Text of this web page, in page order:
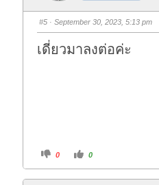
m
b
d
o
n
.
m
b
u
p
#5 · September 30, 2023, 5:13 pm
เดี่ยวมาลงต่อค่ะ
C
i
0
C
i
0